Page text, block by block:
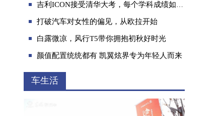
吉利ICON接受清华大考，每个学科成绩如何？
打破汽车对女性的偏见，从欧拉开始
白露微凉，风行T5带你拥抱初秋好时光
颜值配置统统都有 凯翼炫界专为年轻人而来
车生活